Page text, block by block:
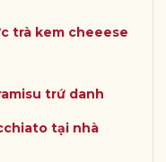
trà kem cheeese
trứ danh
tại nhà